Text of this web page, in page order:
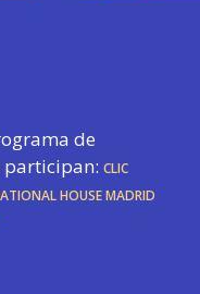
de
participan: CLIC
House Madrid